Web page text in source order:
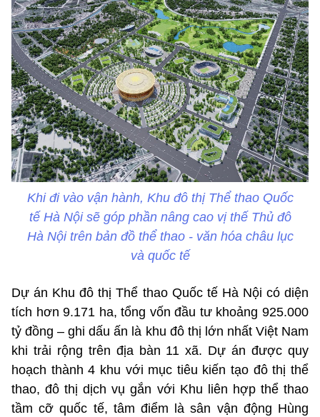
Khi đi vào vận hành, Khu đô thị Thể thao Quốc
tế Hà Nội sẽ góp phần nâng cao vị thế Thủ đô
Hà Nội trên bản đồ thể thao - văn hóa châu lục
và quốc tế
Dự án Khu đô thị Thể thao Quốc tế Hà Nội có diện
tích hơn 9.171 ha, tổng vốn đầu tư khoảng 925.000
tỷ đồng – ghi dấu ấn là khu đô thị lớn nhất Việt Nam
khi trải rộng trên địa bàn 11 xã. Dự án được quy
hoạch thành 4 khu với mục tiêu kiến tạo đô thị thể
thao, đô thị dịch vụ gắn với Khu liên hợp thể thao
tầm cỡ quốc tế, tâm điểm là sân vận động Hùng